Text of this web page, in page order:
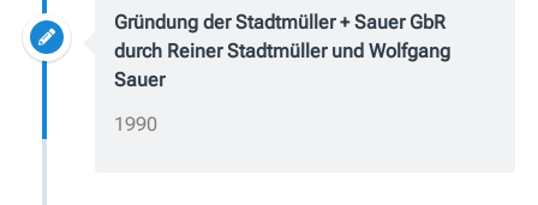
Gründung der Stadtmüller + Sauer GbR
durch Reiner Stadtmüller und Wolfgang
Sauer
1990